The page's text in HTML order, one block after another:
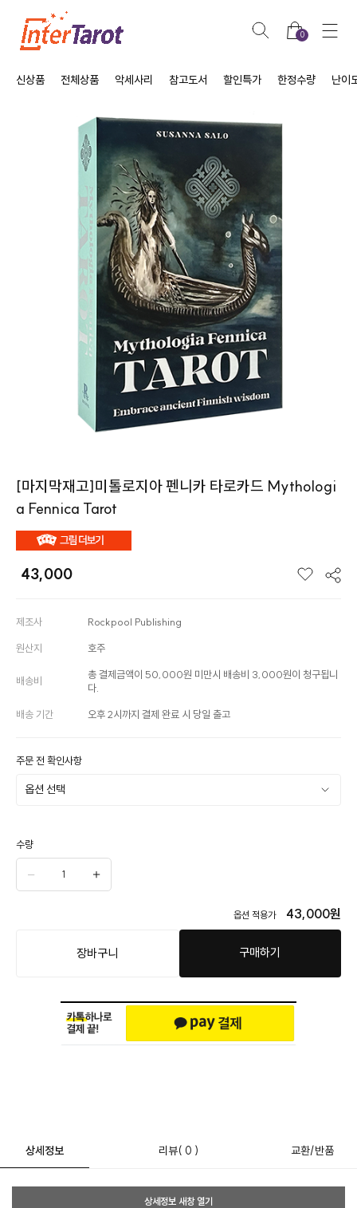
0
신상품 전체상품 악세사리 참고도서 할인특가 한정수량 난이
[마지막재고]미톨로지아 펜니카 타로카드 Mythologi
a Fennica Tarot
43,000
제조사 Rockpool Publishing
원산지 호주
배송비
총 결제금액이 50,000원 미만시 배송비 3,000원이 청구됩니
다.
배송 기간 오후 2시까지 결제 완료 시 당일 출고
주문 전 확인사항
수량
옵션 적용가 43,000원
장바구니 구매하기
상세정보 리뷰( 0 ) 교환/반품
상세정보 새창 열기